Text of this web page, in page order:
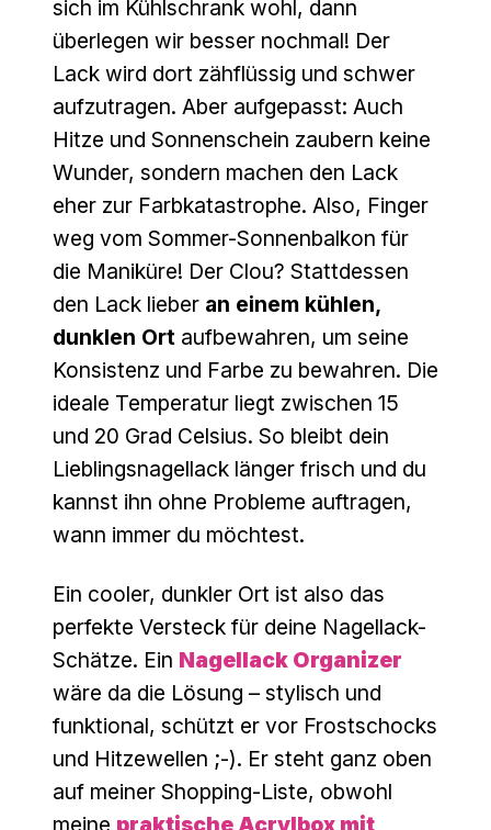
sich im Kühlschrank wohl, dann
überlegen wir besser nochmal! Der
Lack wird dort zähflüssig und schwer
aufzutragen. Aber aufgepasst: Auch
Hitze und Sonnenschein zaubern keine
Wunder, sondern machen den Lack
eher zur Farbkatastrophe. Also, Finger
weg vom Sommer-Sonnenbalkon für
die Maniküre! Der Clou? Stattdessen
den Lack lieber an einem kühlen,
dunklen Ort aufbewahren, um seine
Konsistenz und Farbe zu bewahren. Die
ideale Temperatur liegt zwischen 15
und 20 Grad Celsius. So bleibt dein
Lieblingsnagellack länger frisch und du
kannst ihn ohne Probleme auftragen,
wann immer du möchtest.
Ein cooler, dunkler Ort ist also das
perfekte Versteck für deine Nagellack-
Schätze. Ein Nagellack Organizer
wäre da die Lösung – stylisch und
funktional, schützt er vor Frostschocks
und Hitzewellen ;-). Er steht ganz oben
auf meiner Shopping-Liste, obwohl
meine praktische Acrylbox mit